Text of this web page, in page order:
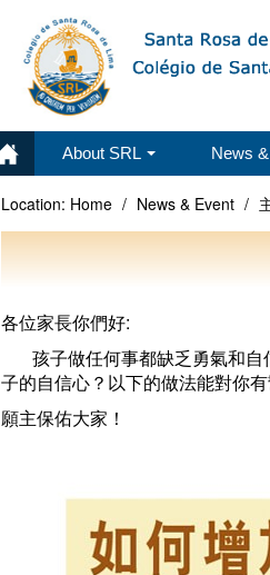
About SRL News
Location: Home / News & Event /
各位家長你們好:
孩子做任何事都缺乏勇氣和
子的自信心？以下的做法能對你
願主保佑大家！